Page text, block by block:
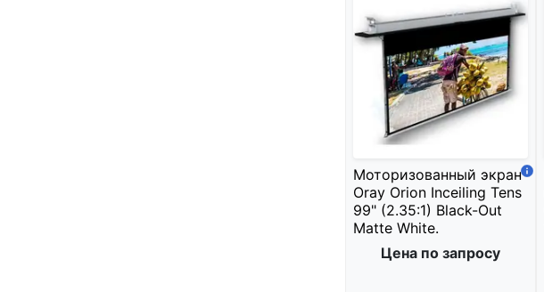
Моторизованный экран
Oray Orion Inceiling Tens
99" (2.35:1) Black-Out
Matte White.
Цена по запросу